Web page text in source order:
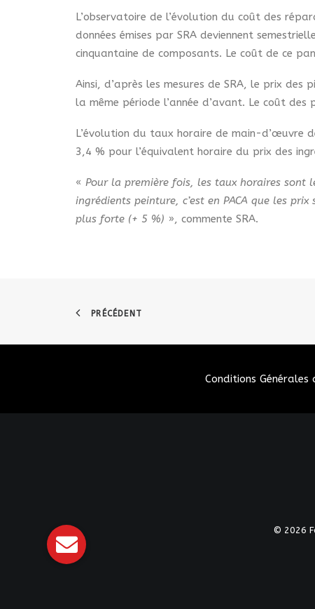
L’observatoire de l’évolution du coût des
données émises par SRA deviennent
cinquantaine de composants. Le coût de ce
Ainsi, d’après les mesures de SRA, le prix
la même période l’année d’avant. Le coût des
L’évolution du taux horaire de main-d’œuvre
3,4 % pour l’équivalent horaire du prix des
« Pour la première fois, les taux horaires sont
ingrédients peinture, c’est en PACA que les
plus forte (+ 5 %) », commente SRA.
PRÉCÉDENT
Conditions Générales
© 2026